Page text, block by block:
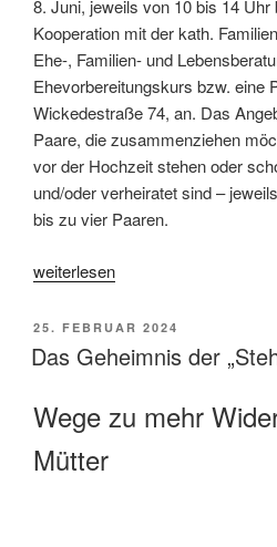
8. Juni, jeweils von 10 bis 14 Uhr
Kooperation mit der kath.
Ehe-, Familien- und
Ehevorbereitungskurs bzw. eine
Wickedestraße 74, an. Das
Paare, die zusammenziehen
vor der Hochzeit stehen oder
und/oder verheiratet sind –
bis zu vier Paaren.
„Ehe.Wir.Heiraten
Wird.Sind.Beziehung“
weiterlesen
VERÖFFENTLICHT
AM
25. FEBRUAR 2024
Das Geheimnis der
Wege zu mehr
Mütter